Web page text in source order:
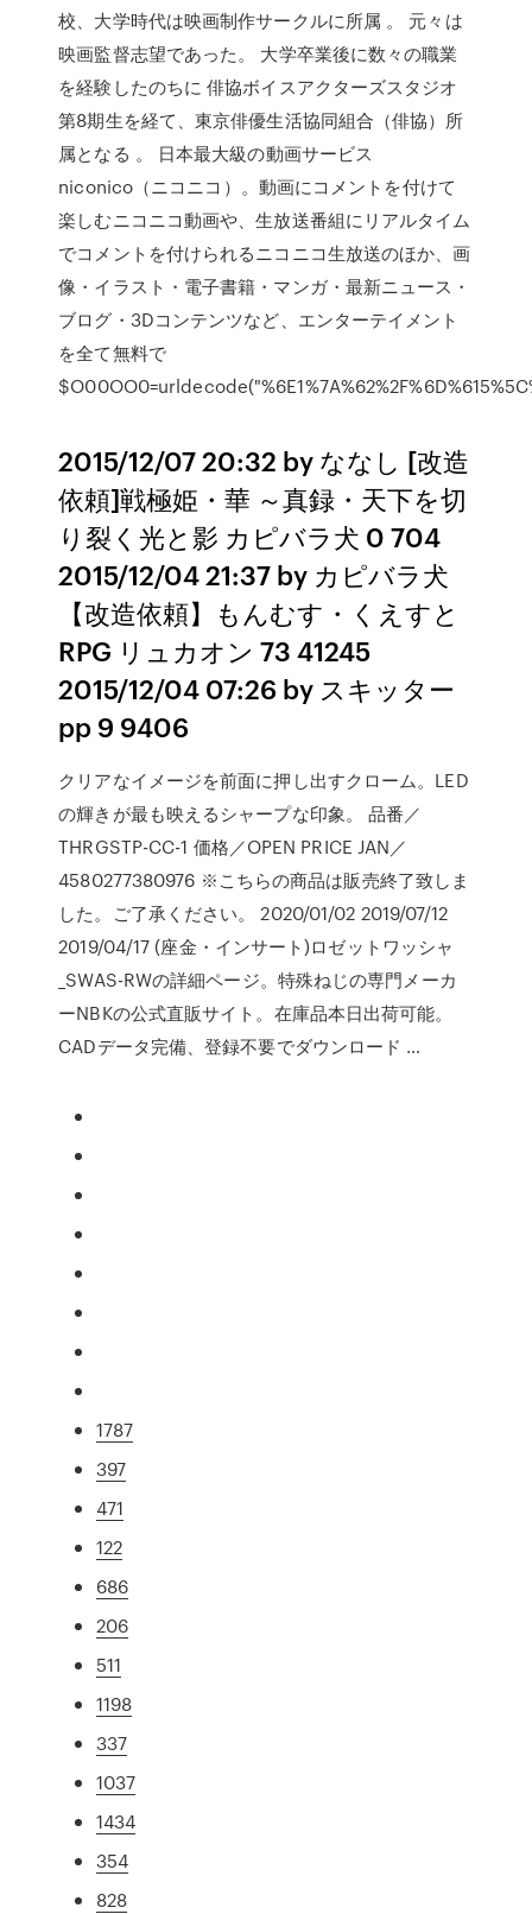
校、大学時代は映画制作サークルに所属 。 元々は
映画監督志望であった。 大学卒業後に数々の職業
を経験したのちに 俳協ボイスアクターズスタジオ
第8期生を経て、東京俳優生活協同組合（俳協）所
属となる 。 日本最大級の動画サービス
niconico（ニコニコ）。動画にコメントを付けて
楽しむニコニコ動画や、生放送番組にリアルタイム
でコメントを付けられるニコニコ生放送のほか、画
像・イラスト・電子書籍・マンガ・最新ニュース・
ブログ・3Dコンテンツなど、エンターテイメント
を全て無料で
2015/12/07 20:32 by ななし [改造
依頼]戦極姫・華 ～真録・天下を切
り裂く光と影 カピバラ犬 0 704
2015/12/04 21:37 by カピバラ犬
【改造依頼】もんむす・くえすと
RPG リュカオン 73 41245
2015/12/04 07:26 by スキッター
pp 9 9406
クリアなイメージを前面に押し出すクローム。LED
の輝きが最も映えるシャープな印象。 品番／
THRGSTP-CC-1 価格／OPEN PRICE JAN／
4580277380976 ※こちらの商品は販売終了致しま
した。ご了承ください。 2020/01/02 2019/07/12
2019/04/17 (座金・インサート)ロゼットワッシャ
_SWAS-RWの詳細ページ。特殊ねじの専門メーカ
ーNBKの公式直販サイト。在庫品本日出荷可能。
CADデータ完備、登録不要でダウンロード …
1787
397
471
122
686
206
511
1198
337
1037
1434
354
828